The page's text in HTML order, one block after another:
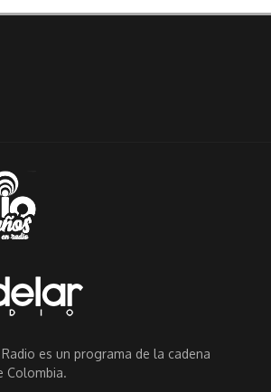
es un programa de la cadena
Colombia.